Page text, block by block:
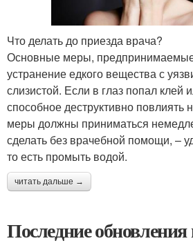
Что делать до приезда врача?
Основные меры, предпринимаемые
устранение едкого вещества с
слизистой. Если в глаз попал клей
способное деструктивно повлиять
меры должны приниматься
сделать без врачебной помощи, –
то есть промыть водой.
читать дальше →
Последние обновления